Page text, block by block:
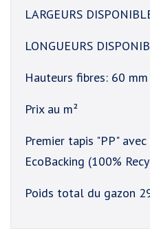
LARGEURS
LONGUEURS
Hauteurs fibres: 60 mm
Prix au m²
Premier tapis "PP"
EcoBacking (100%
Poids total du gazon